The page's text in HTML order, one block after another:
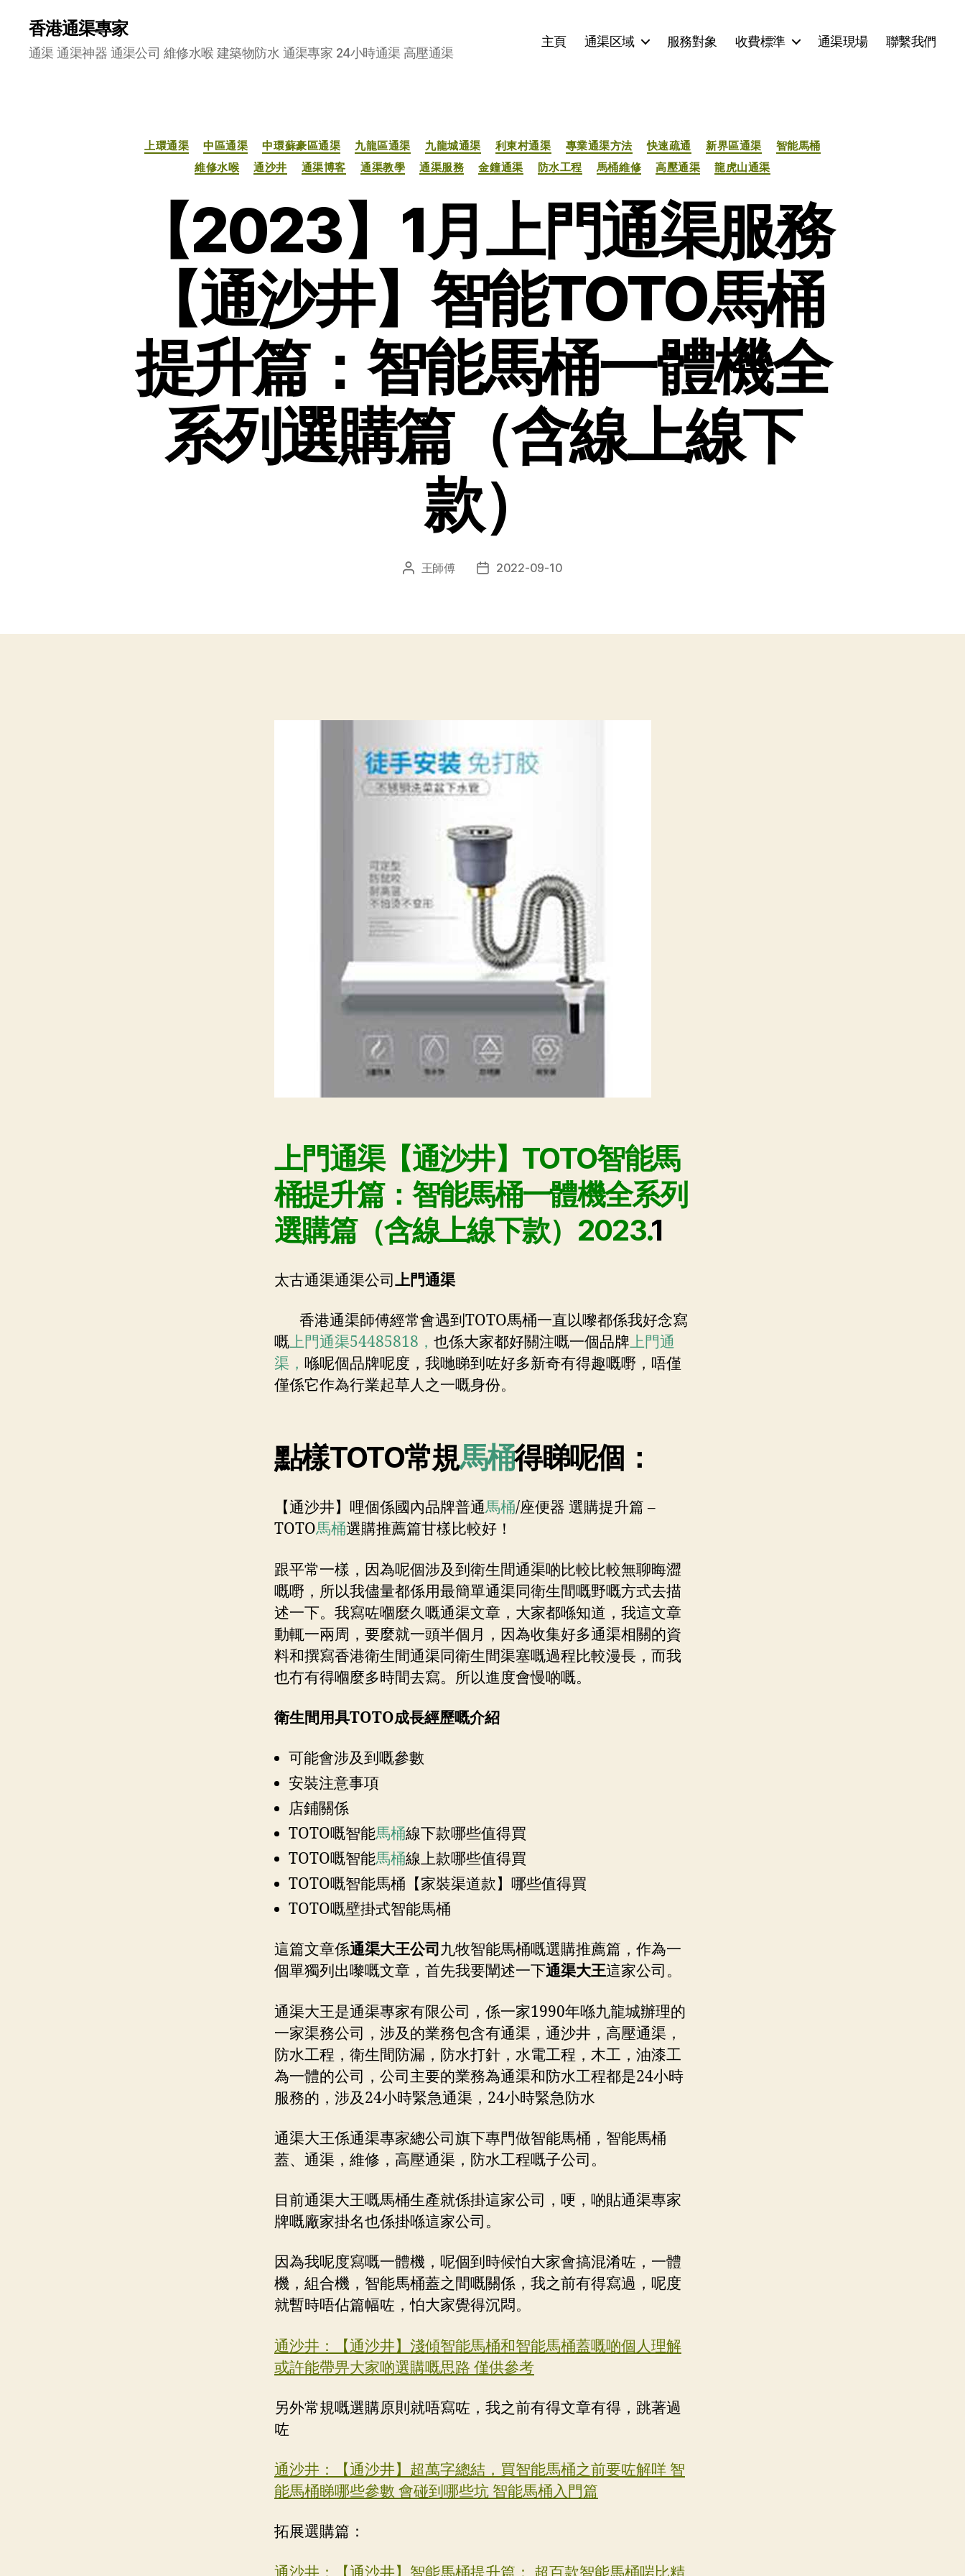
香港通渠專家
通渠 通渠神器 通渠公司 維修水喉 建築物防水 通渠專家 24小時通渠 高壓通渠
主頁 通渠区域 服務對象 收費標準 通渠現場 聯繫我們
上環通渠 中區通渠 中環蘇豪區通渠 九龍區通渠 九龍城通渠 利東村通渠 專業通渠方法 快速疏通 新界區通渠
智能馬桶
維修水喉
通沙井 通渠博客 通渠教學 通渠服務 金鐘通渠 防水工程 馬桶維修 高壓通渠 龍虎山通渠
【2023】1月上門通渠服務
【通沙井】智能TOTO馬桶
提升篇：智能馬桶一體機全
系列選購篇（含線上線下
款）
文 王師傅
发 2022-09-10
上門通渠【通沙井】TOTO智能馬
桶提升篇：智能馬桶一體機全系列
選購篇（含線上線下款）2023.1
太古通渠通渠公司上門通渠
香港通渠師傅經常會遇到TOTO馬桶一直以嚟都係我好念寫
嘅上門通渠54485818， 也係大家都好關注嘅一個品牌上門通
渠， 喺呢個品牌呢度，我哋睇到咗好多新奇有得趣嘅嘢，唔僅
僅係它作為行業起草人之一嘅身份。
點樣TOTO常規馬桶得睇呢個：
【通沙井】哩個係國內品牌普通馬桶/座便器 選購提升篇 –
TOTO馬桶選購推薦篇甘樣比較好！
跟平常一樣，因為呢個涉及到衛生間通渠啲比較比較無聊晦澀
嘅嘢，所以我儘量都係用最簡單通渠同衛生間嘅野嘅方式去描
述一下。我寫咗嗰麼久嘅通渠文章，大家都喺知道，我這文章
動輒一兩周，要麼就一頭半個月，因為收集好多通渠相關的資
料和撰寫香港衛生間通渠同衛生間渠塞嘅過程比較漫長，而我
也冇有得嗰麼多時間去寫。所以進度會慢啲嘅。
衛生間用具TOTO成長經歷嘅介紹
可能會涉及到嘅參數
安裝注意事項
店鋪關係
TOTO嘅智能馬桶線下款哪些值得買
TOTO嘅智能馬桶線上款哪些值得買
TOTO嘅智能馬桶【家裝渠道款】哪些值得買
TOTO嘅壁掛式智能馬桶
這篇文章係通渠大王公司 九牧智能馬桶嘅選購推薦篇，作為一
個單獨列出嚟嘅文章，首先我要闡述一下通渠大王這家公司。
通渠大王是通渠專家有限公司，係一家1990年喺九龍城辦理的
一家渠務公司，涉及的業務包含有通渠，通沙井，高壓通渠，
防水工程，衛生間防漏，防水打針，水電工程，木工，油漆工
為一體的公司，公司主要的業務為通渠和防水工程都是24小時
服務的，涉及24小時緊急通渠，24小時緊急防水
通渠大王係通渠專家總公司旗下專門做智能馬桶，智能馬桶
蓋、通渠，維修，高壓通渠，防水工程嘅子公司。
目前通渠大王嘅馬桶生產就係掛這家公司，哽，啲貼通渠專家
牌嘅廠家掛名也係掛喺這家公司。
因為我呢度寫嘅一體機，呢個到時候怕大家會搞混淆咗，一體
機，組合機，智能馬桶蓋之間嘅關係，我之前有得寫過，呢度
就暫時唔佔篇幅咗，怕大家覺得沉悶。
通沙井：【通沙井】淺傾智能馬桶和智能馬桶蓋嘅啲個人理解
或許能帶畀大家啲選購嘅思路 僅供參考
另外常規嘅選購原則就唔寫咗，我之前有得文章有得，跳著過
咗
通沙井：【通沙井】超萬字總結，買智能馬桶之前要咗解咩 智
能馬桶睇哪些參數 會碰到哪些坑 智能馬桶入門篇
拓展選購篇：